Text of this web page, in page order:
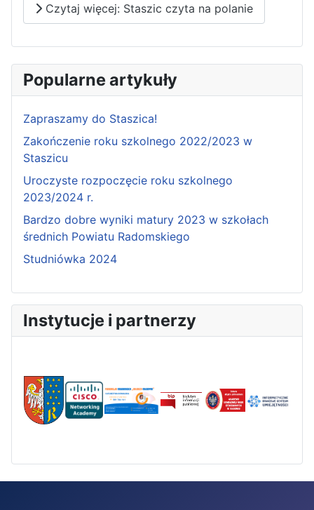
Czytaj więcej: Staszic czyta na polanie
Popularne artykuły
Zapraszamy do Staszica!
Zakończenie roku szkolnego 2022/2023 w
Staszicu
Uroczyste rozpoczęcie roku szkolnego
2023/2024 r.
Bardzo dobre wyniki matury 2023 w szkołach
średnich Powiatu Radomskiego
Studniówka 2024
Instytucje i partnerzy